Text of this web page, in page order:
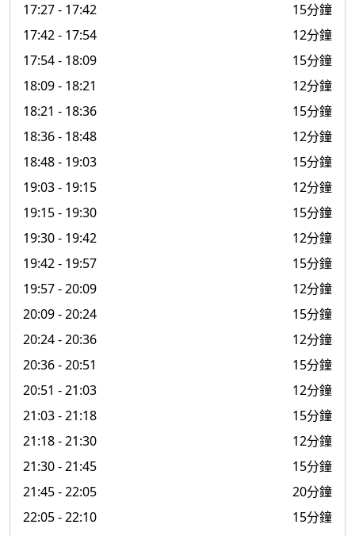
17:27- 17:42
15分鐘
17:42- 17:54
12分鐘
17:54- 18:09
15分鐘
18:09- 18:21
12分鐘
18:21 - 18:36
15分鐘
18:36- 18:48
12分鐘
18:48- 19:03
15分鐘
19:03- 19:15
12分鐘
19:15- 19:30
15分鐘
19:30- 19:42
12分鐘
19:42- 19:57
15分鐘
19:57- 20:09
12分鐘
20:09- 20:24
15分鐘
20:24- 20:36
12分鐘
20:36- 20:51
15分鐘
20:51 - 21:03
12分鐘
21:03- 21:18
15分鐘
21:18- 21:30
12分鐘
21:30- 21:45
15分鐘
21:45- 22:05
20分鐘
22:05- 22:10
15分鐘